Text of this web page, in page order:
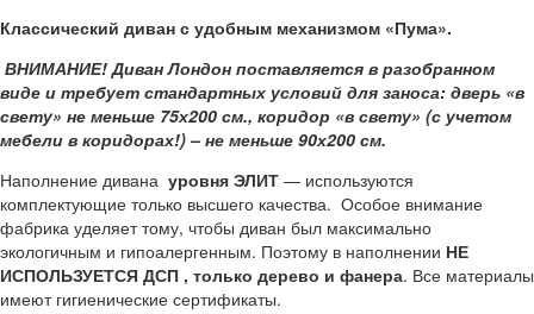
Классический диван с удобным механизмом «Пума».
ВНИМАНИЕ! Диван Лондон поставляется в разобранном
виде и требует стандартных условий для заноса: дверь «в
свету» не меньше 75х200 см., коридор «в свету» (с учетом
мебели в коридорах!) – не меньше 90х200 см.
Наполнение дивана уровня ЭЛИТ — используются
комплектующие только высшего качества. Особое внимание
фабрика уделяет тому, чтобы диван был максимально
экологичным и гипоалергенным. Поэтому в наполнении НЕ
ИСПОЛЬЗУЕТСЯ ДСП , только дерево и фанера. Все материалы
имеют гигиенические сертификаты.